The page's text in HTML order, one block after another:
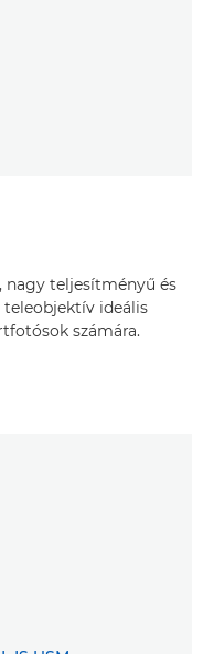
nagy teljesítményű és
teleobjektív ideális
számára.